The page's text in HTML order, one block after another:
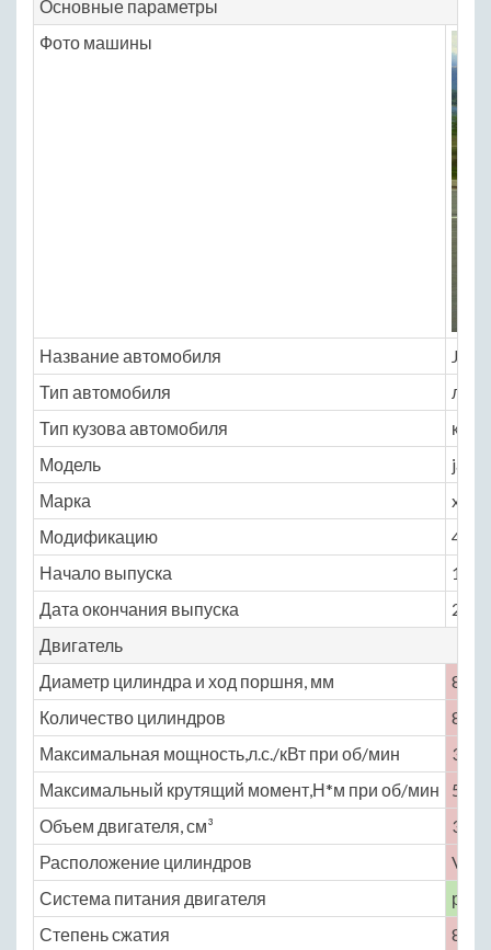
Основные параметры
Фото машины
Название автомобиля
Тип автомобиля
Тип кузова автомобиля
купе
Модель
Марка
xkr
Модификацию
4.0
Начало выпуска
1996
Дата окончания выпуска
2004
Двигатель
Диаметр цилиндра и ход поршня, мм
86 ×
Количество цилиндров
8
Максимальная мощность,л.с./кВт при об/мин
363
Максимальный крутящий момент,Н*м при об/мин
505
Объем двигателя, см³
3996
Расположение цилиндров
V-
Система питания двигателя
Степень сжатия
8.9